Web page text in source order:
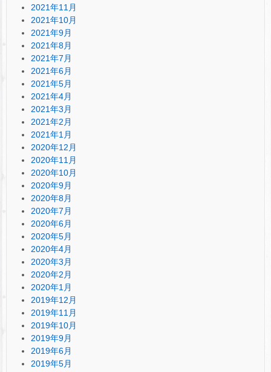
2021年11月
2021年10月
2021年9月
2021年8月
2021年7月
2021年6月
2021年5月
2021年4月
2021年3月
2021年2月
2021年1月
2020年12月
2020年11月
2020年10月
2020年9月
2020年8月
2020年7月
2020年6月
2020年5月
2020年4月
2020年3月
2020年2月
2020年1月
2019年12月
2019年11月
2019年10月
2019年9月
2019年6月
2019年5月